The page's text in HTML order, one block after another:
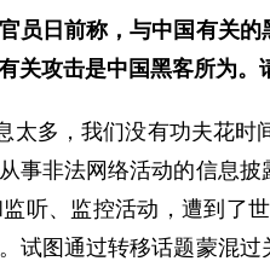
员日前称，与中国有关
关攻击是中国黑客所为。
多，我们没有功夫花时
事非法网络活动的信息
听、监控活动，遭到了
试图通过转移话题蒙混